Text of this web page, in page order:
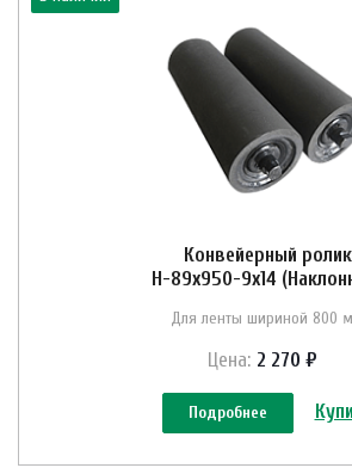
Конвейерный ролик
Н-89х950-9х14
Для ленты шириной 800
Цена: 2 270 ₽
Подробнее